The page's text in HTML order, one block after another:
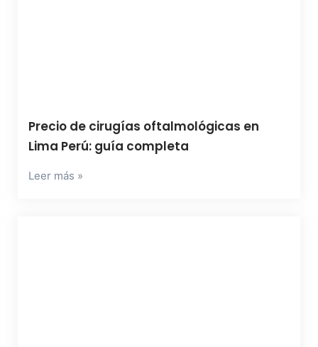
Precio de cirugías oftalmológicas en
Lima Perú: guía completa
Leer más »